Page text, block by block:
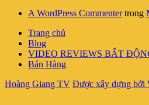
A WordPress Commentertrong
Trang chủ
Blog
VIDEO REVIEWS BẤT
Bán Hàng
Hoàng Giang TV Được xây dựng bởi